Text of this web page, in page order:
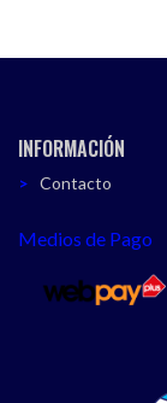
INFORMACIÓN
Contacto
Medios de Pago